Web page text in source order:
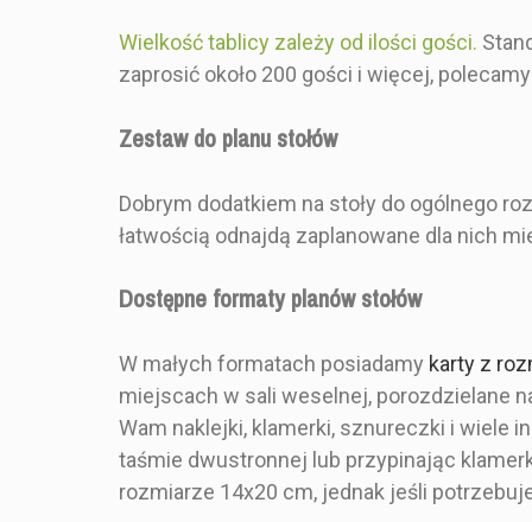
Wielkość tablicy zależy od ilości gości.
zaprosić około 200 gości i więcej,
Zestaw do planu stołów
Dobrym dodatkiem na stoły do ogólnego
łatwością odnajdą zaplanowane dla nich
Dostępne formaty planów stołów
W małych formatach posiadamy karty z
miejscach w sali weselnej, porozdzielane
Wam naklejki, klamerki, sznureczki i wiele
taśmie dwustronnej lub przypinając
rozmiarze 14x20 cm, jednak jeśli
Zestaw Zawiera
Rodzaj Składania
DOSTĘPNOŚĆ
CENA
-
pod
w
-